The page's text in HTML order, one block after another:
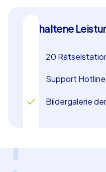
Enthaltene
20
Support
Bildergalerie